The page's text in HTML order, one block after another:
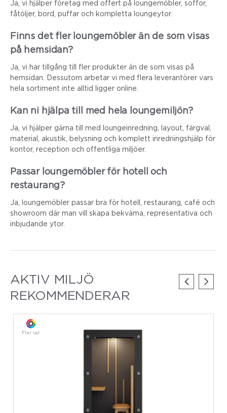
Ja, vi hjälper företag med offert på loungemöbler, soffor,
fåtöljer, bord, puffar och kompletta loungeytor.
Finns det fler loungemöbler än de som visas
på hemsidan?
Ja, vi har tillgång till fler produkter än de som visas på
hemsidan. Dessutom arbetar vi med flera leverantörer vars
hela sortiment inte alltid ligger online.
Kan ni hjälpa till med hela loungemiljön?
Ja, vi hjälper gärna till med loungeinredning, layout, färgval,
material, akustik, belysning och komplett inredningshjälp för
kontor, reception och offentliga miljöer.
Passar loungemöbler för hotell och
restaurang?
Ja, loungemöbler passar bra för hotell, restaurang, café och
showroom där man vill skapa bekväma, representativa och
inbjudande ytor.
AKTIV MILJÖ
REKOMMENDERAR
Fler val